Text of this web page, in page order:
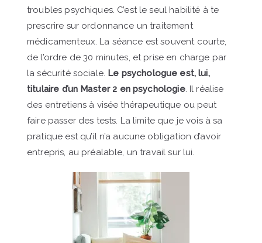
troubles psychiques. C’est le seul habilité à te
prescrire sur ordonnance un traitement
médicamenteux. La séance est souvent courte,
de l’ordre de 30 minutes, et prise en charge par
la sécurité sociale. Le psychologue est, lui,
titulaire d’un Master 2 en psychologie. Il réalise
des entretiens à visée thérapeutique ou peut
faire passer des tests. La limite que je vois à sa
pratique est qu’il n’a aucune obligation d’avoir
entrepris, au préalable, un travail sur lui.